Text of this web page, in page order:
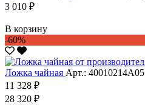
3 010 ₽
В корзину
-60%
Ложка чайная Арт.: 40010214А05
11 328 ₽
28 320 ₽